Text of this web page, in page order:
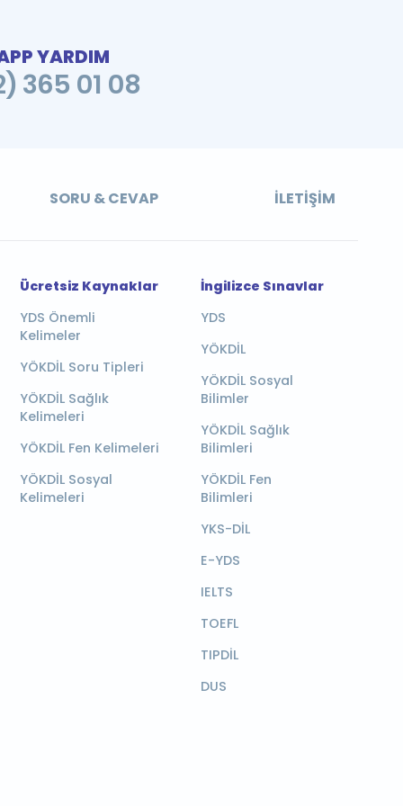
YARDIM
365 01 08
SORU & CEVAP İLETIŞIM
Ücretsiz Kaynaklar
YDS Önemli
Kelimeler
YÖKDİL Soru Tipleri
YÖKDİL Sağlık
Kelimeleri
YÖKDİL Fen Kelimeleri
YÖKDİL Sosyal
Kelimeleri
İngilizce Sınavlar
YDS
YÖKDİL
YÖKDİL Sosyal
Bilimler
YÖKDİL Sağlık
Bilimleri
YÖKDİL Fen
Bilimleri
YKS-DİL
E-YDS
IELTS
TOEFL
TIPDİL
DUS